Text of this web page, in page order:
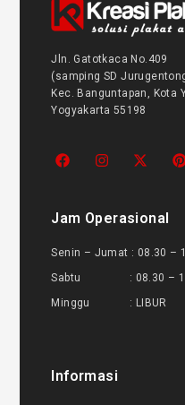
Jln. Gatotkaca No.409
(samping SD
Kec. Banguntapan, Kota
Yogyakarta 55198
Jam Operasional
Senin – Jumat : 08.30 –
Sabtu : 08.30 –
Minggu : LIBUR
Informasi